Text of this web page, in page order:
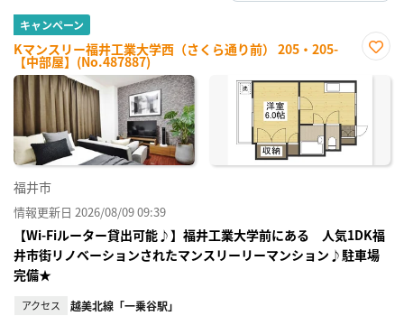
キャンペーン
Kマンスリー福井工業大学西（さくら通り前） 205・205-
【中部屋】(No.487887)
に入
福井市
情報更新日 2026/08/09 09:39
【Wi-Fiルーター貸出可能♪】福井工業大学前にある 人気1DK福
井市街リノベーションされたマンスリーリーマンション♪駐車場
完備★
アクセス 越美北線「一乗谷駅」